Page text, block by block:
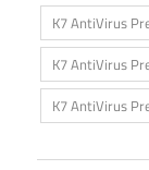
K7 AntiVirus
K7 AntiVirus
K7 AntiVirus